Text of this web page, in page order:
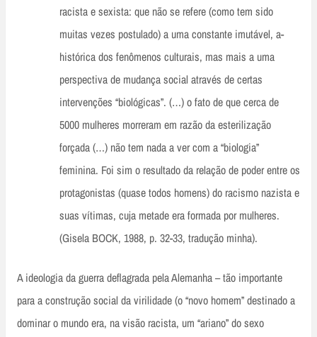
racista e sexista: que não se refere (como tem sido
muitas vezes postulado) a uma constante imutável, a-
histórica dos fenômenos culturais, mas mais a uma
perspectiva de mudança social através de certas
intervenções “biológicas”. (…) o fato de que cerca de
5000 mulheres morreram em razão da esterilização
forçada (…) não tem nada a ver com a “biologia”
feminina. Foi sim o resultado da relação de poder entre os
protagonistas (quase todos homens) do racismo nazista e
suas vítimas, cuja metade era formada por mulheres.
(Gisela BOCK, 1988, p. 32-33, tradução minha).
A ideologia da guerra deflagrada pela Alemanha – tão importante
para a construção social da virilidade (o “novo homem” destinado a
dominar o mundo era, na visão racista, um “ariano” do sexo